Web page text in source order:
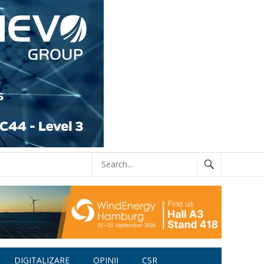
DIGITALIZARE OPINII CSR